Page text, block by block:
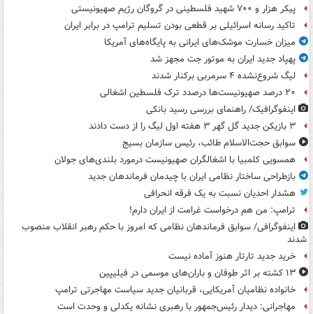
پیکر هزار و ۷۰۰ شهید فلسطینی در گروگان رژیم صهیونیستی
تاکید رسانه اسرائیلی بر قطعی بودن تسلیم ترامپ در برابر ایران
میزان خسارت موشک‌های ایرانی به پایگاه‌های آمریکا
پهپاد جدید ایران به موتور جت مجهز شد
لیگ شروع‌نشده ۴ سرمربی برکنار شدند
۲۰ درصد صهیونیست‌ها درصدد ترک فلسطین اشغالی
اینفوگرافیک/ راهنمای بررسی رسید بانکی
۳ بازیکن جدید گل گهر ۳ هفته اول لیگ را از دست دادند
سوابق حجت‌الاسلام طائب، رئیس سازمان بسیج
همسویی کلمبیا با اشغالگران صهیونیست درمورد بلندی‌های جولان
بازطراحی ساختار نظامی ایران با چیدمان فرماندهان جدید
هشدار احدیان نسبت به یک فرقه انحرافی
ترامپ: من هم درخواست غرامت از ایران دارم!
اینفوگرافی/ سوابق فرماندهان نظامی که امروز با حکم رهبر انقلاب منصوب
شدند
خرید جدید تارتار هنوز آماده نیست
۱۳ کشته بر اثر طوفان و باران‌های موسمی در فیلیپین
خانواده نظامیان آمریکایی، قربانیان جدید سیاست مهاجرتی ترامپ
مهاجرانی: دیدار رئیس‌جمهور با رهبری نشانه یکدلی و وحدت است